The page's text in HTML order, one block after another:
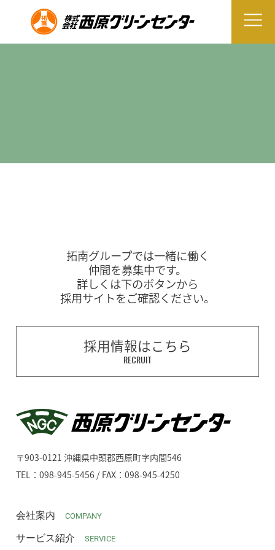
拓南グループでは一緒に働く
仲間を募集中です。
詳しくは下のボタンから
採用サイトをご確認ください。
採用情報はこちら
RECRUIT
〒903-0121 沖縄県中頭郡西原町字内間546
TEL：098-945-5456 / FAX：098-945-4250
会社案内 COMPANY
サービス紹介 SERVICE